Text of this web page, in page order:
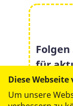
Folgen
für
Diese
Um unsere